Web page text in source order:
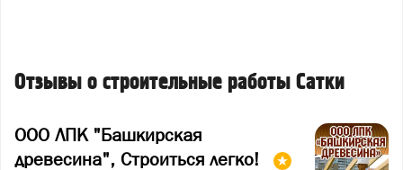
Отзывы о строительные работы Сатки
ООО ЛПК "Башкирская
древесина", Строиться легко!